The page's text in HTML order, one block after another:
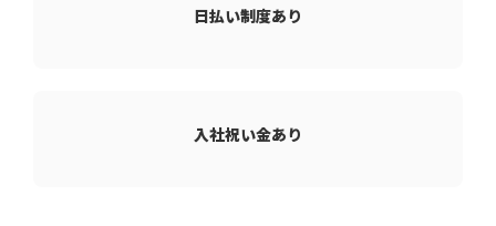
日払い制度あり
入社祝い金あり